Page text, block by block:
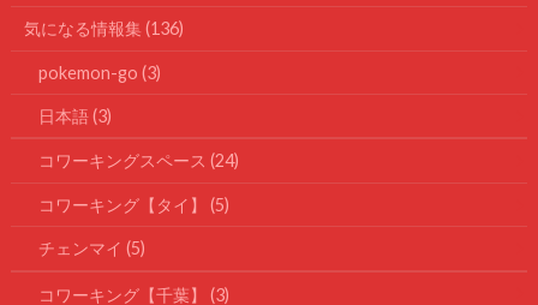
気になる情報集(136)
pokemon-go (3)
日本語(3)
コワーキングスペース (24)
コワーキング【タイ】 (5)
チェンマイ (5)
コワーキング【千葉】 (3)